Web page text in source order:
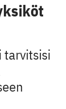
tarvitsisi